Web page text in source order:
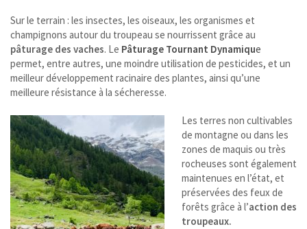
Sur le terrain : les insectes, les oiseaux, les organismes et
champignons autour du troupeau se nourrissent grâce au
pâturage des vaches. Le Pâturage Tournant Dynamique
permet, entre autres, une moindre utilisation de pesticides, et un
meilleur développement racinaire des plantes, ainsi qu’une
meilleure résistance à la sécheresse.
Les terres non cultivables
de montagne ou dans les
zones de maquis ou très
rocheuses sont également
maintenues en l’état, et
préservées des feux de
forêts grâce à l’action des
troupeaux.